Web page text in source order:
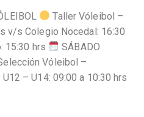
Taller Vóleibol –
v/s Colegio Nocedal: 16:30
15:30 hrs
SÁBADO
Vóleibol –
– U14: 09:00 a 10:30 hrs